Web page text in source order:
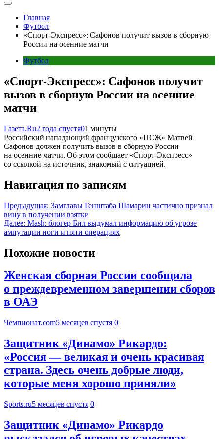
Главная
Футбол
«Спорт-Экспресс»: Сафонов получит вызов в сборную
России на осенние матчи
Футбол
«Спорт-Экспресс»: Сафонов получит
вызов в сборную России на осенние
матчи
Газета.Ru2 года спустя01 минуты
Российский нападающий французского «ПСЖ» Матвей
Сафонов должен получить вызов в сборную России
на осенние матчи. Об этом сообщает «Спорт-Экспресс»
со ссылкой на источник, знакомый с ситуацией.
Навигация по записям
Предыдущая: Замглавы Генштаба Шамарин частично признал
вину в получении взятки
Далее: Mash: блогер Бил выдумал информацию об угрозе
ампутации ноги и пяти операциях
Похожие новости
Женская сборная России сообщила
о преждевременном завершении сборов
в ОАЭ
Чемпионат.com5 месяцев спустя 0
Защитник «Динамо» Рикардо:
«Россия — великая и очень красивая
страна. Здесь очень добрые люди,
которые меня хорошо приняли»
Sports.ru5 месяцев спустя 0
Защитник «Динамо» Рикардо